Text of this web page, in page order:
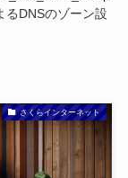
るDNSのゾーン設
さくらインターネット